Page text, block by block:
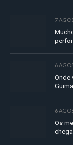
7
6
Onde
6
Os